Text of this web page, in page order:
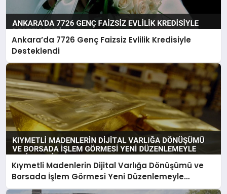
Ankara’da 7726 Genç Faizsiz Evlilik Kredisiyle
Desteklendi
Kıymetli Madenlerin Dijital Varlığa Dönüşümü ve
Borsada İşlem Görmesi Yeni Düzenlemeyle
Belirlendi